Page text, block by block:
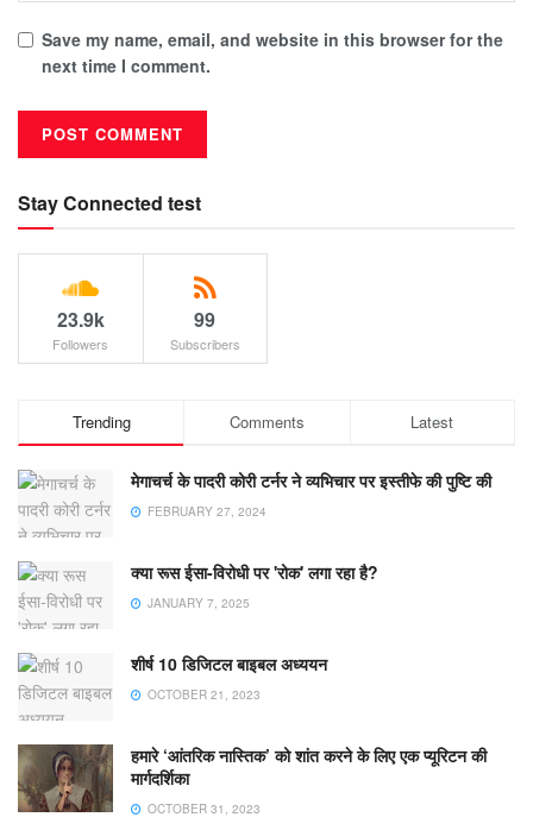
Save my name, email, and website in this browser for the
next time I comment.
Stay Connected test
23.9k
Followers
99
Subscribers
Trending Comments Latest
मेगाचर्च के पादरी कोरी टर्नर ने व्यभिचार पर इस्तीफे की पुष्टि की
FEBRUARY 27, 2024
क्या रूस ईसा-विरोधी पर 'रोक' लगा रहा है?
JANUARY 7, 2025
शीर्ष 10 डिजिटल बाइबल अध्ययन
OCTOBER 21, 2023
हमारे ‘आंतरिक नास्तिक’ को शांत करने के लिए एक प्यूरिटन की
मार्गदर्शिका
OCTOBER 31, 2023